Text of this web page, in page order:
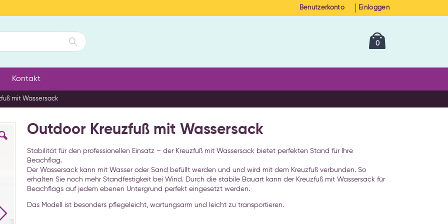
Benutzerkonto Einloggen
0Artikel
Kontakt
mit Wassersack
Outdoor Kreuzfuß mit Wassersack
Stabilität für den professionellen Einsatz – der Kreuzfuß mit Wassersack bietet perfekten Stand für Ihre
Beachflag.
Der Wassersack kann mit Wasser oder Sand befüllt werden und und wird mit dem Kreuzfuß verbunden. So
erhalten Sie noch mehr Standfestigkeit bei Wind. Durch die stabile Bauart kann der Kreuzfuß mit Wassersack für
Beachflags auf jedem ebenen Untergrund perfekt eingesetzt werden.
Das Modell ist besonders pflegeleicht, wartungsarm und leicht zu transportieren.